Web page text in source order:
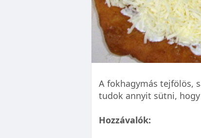
A fokhagymás tejfölös,
tudok annyit sütni,
Hozzávalók: